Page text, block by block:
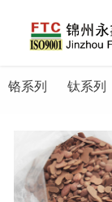
铬系列 钛系列